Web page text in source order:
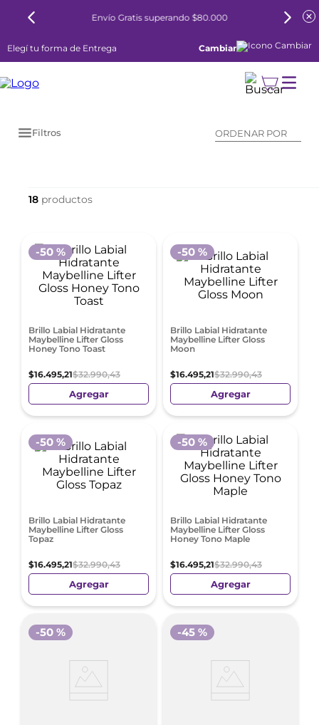
Envío Gratis superando $80.000
Elegí tu forma de Entrega Cambiar
Filtros ORDENAR POR
18
Brillo Labial Hidratante
Maybelline Lifter Gloss
Honey Tono Toast
$16.495,21$32.990,43
-50 %
Agregar
Brillo Labial Hidratante
Maybelline Lifter Gloss
Moon
$16.495,21$32.990,43
-50 %
Agregar
Brillo Labial Hidratante
Maybelline Lifter Gloss
Topaz
$16.495,21$32.990,43
-50 %
Agregar
Brillo Labial Hidratante
Maybelline Lifter Gloss
Honey Tono Maple
$16.495,21$32.990,43
-50 %
Agregar
-50 % -45 %